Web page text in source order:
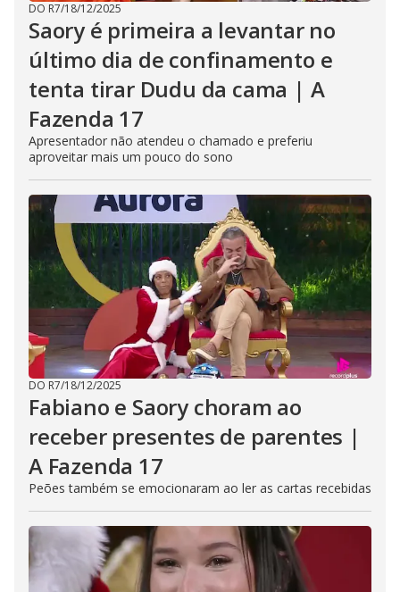
DO R7/18/12/2025
Saory é primeira a levantar no
último dia de confinamento e
tenta tirar Dudu da cama | A
Fazenda 17
Apresentador não atendeu o chamado e preferiu
aproveitar mais um pouco do sono
DO R7/18/12/2025
Fabiano e Saory choram ao
receber presentes de parentes |
A Fazenda 17
Peões também se emocionaram ao ler as cartas recebidas